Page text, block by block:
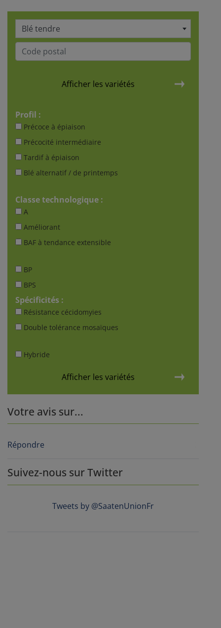
Blé tendre
Afficher les variétés
Profil :
Précoce à épiaison
Précocité intermédiaire
Tardif à épiaison
Blé alternatif / de printemps
Classe technologique :
A
Améliorant
BAF à tendance extensible
BP
BPS
Spécificités :
Résistance cécidomyies
Double tolérance mosaïques
Hybride
Afficher les variétés
Votre avis sur...
Répondre
Suivez-nous sur Twitter
Tweets by @SaatenUnionFr